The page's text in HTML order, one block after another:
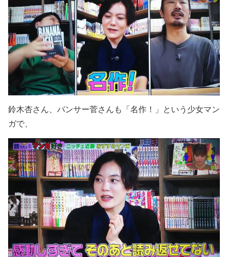
鈴木杏さん、パンサー菅さんも「名作！」という少女マン
ガで、